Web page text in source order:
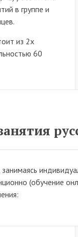
в группе и
из 2х
60
(обучение